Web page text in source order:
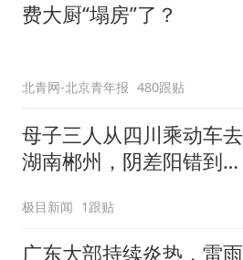
费大厨“塌房”了？
北青网-北京青年报 480跟贴
母子三人从四川乘动车去
湖南郴州，阴差阳错到了
时打错字了，难怪越走越
冷
极目新闻 1跟贴
广东大部持续炎热，雷雨